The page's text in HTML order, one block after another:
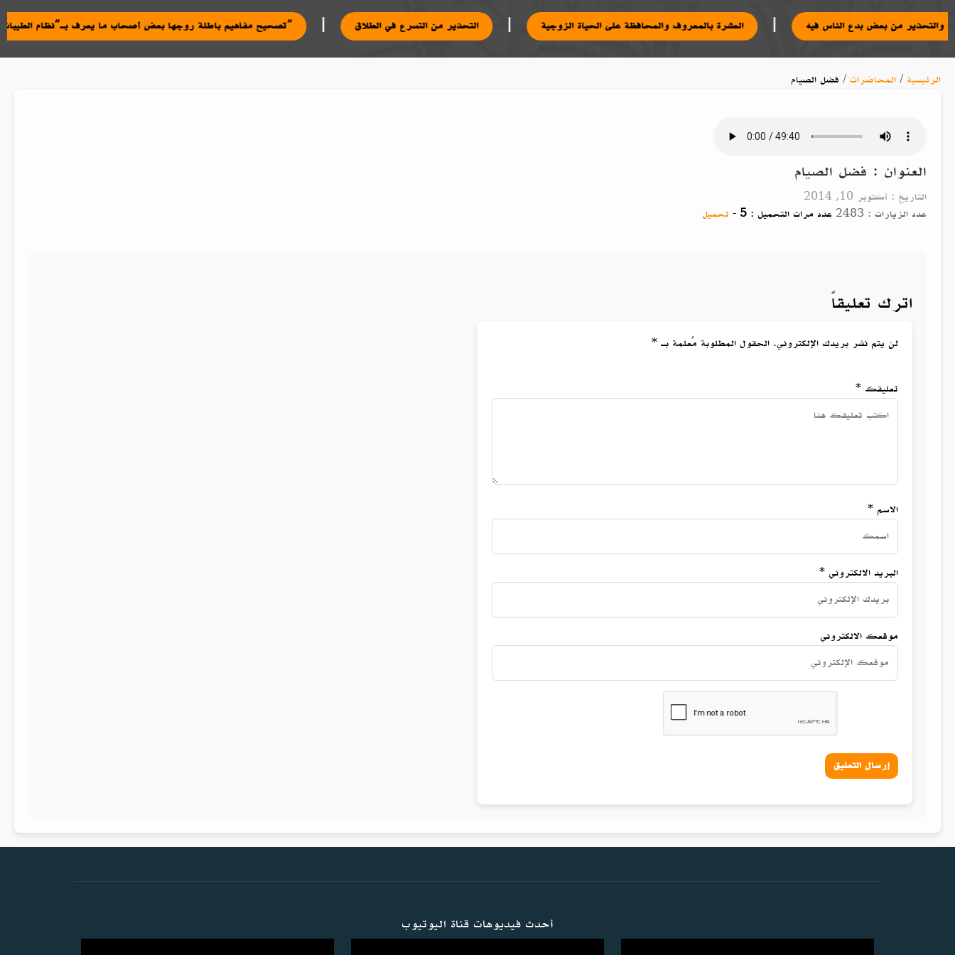
تصحيح مفاهيم باطلة روجها بعض أصحاب ما يعرف بـ”نظام الطيبات” | التحذير من التسرع في الطلاق | العشرة بالمعروف والمحافظة على الحياة الزوجية | والتحذير من بعض بدع الناس فيه
الرئيسية / المحاضرات/ فضل الصيام
العنوان : فضل الصيام
التاريخ : أكتوبر 10, 2014
عدد الزيارات : 2483
عدد مرات التحميل : 5
- تحميل
اترك تعليقاً
لن يتم نشر بريدك الإلكتروني. الحقول المطلوبة مُعلمة بـ *
تعليقك *
الاسم *
البريد الالكتروني *
موقعك الالكتروني
إرسال التعليق
أحدث فيديوهات قناة اليوتيوب